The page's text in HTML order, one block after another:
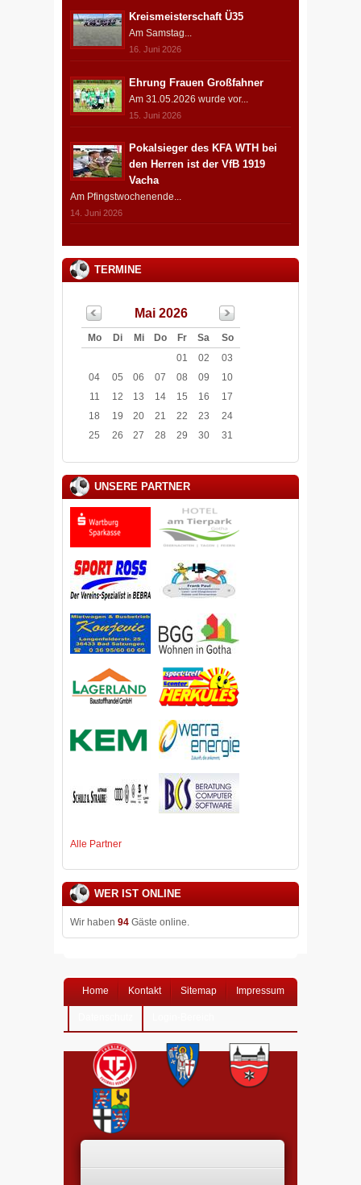
Kreismeisterschaft Ü35
Am Samstag...
16. Juni 2026
Ehrung Frauen Großfahner
Am 31.05.2026 wurde vor...
15. Juni 2026
Pokalsieger des KFA WTH bei
den Herren ist der VfB 1919
Vacha
Am Pfingstwochenende...
14. Juni 2026
TERMINE
Mai 2026
Mo Di Mi Do Fr Sa
So
01
02
03
04
05 06 07 08 09
10
11
12 13 14 15 16
17
18
19 20 21 22 23
24
25
26 27 28 29 30 31
UNSERE PARTNER
Alle Partner
WER IST ONLINE
Wir haben 94 Gäste online.
Home Kontakt Sitemap Impressum